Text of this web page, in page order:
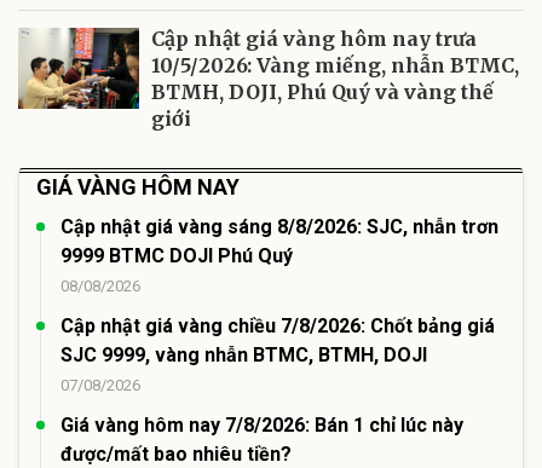
Cập nhật giá vàng hôm nay trưa
10/5/2026: Vàng miếng, nhẫn BTMC,
BTMH, DOJI, Phú Quý và vàng thế
giới
GIÁ VÀNG HÔM NAY
Cập nhật giá vàng sáng 8/8/2026: SJC, nhẫn trơn
9999 BTMC DOJI Phú Quý
08/08/2026
Cập nhật giá vàng chiều 7/8/2026: Chốt bảng giá
SJC 9999, vàng nhẫn BTMC, BTMH, DOJI
07/08/2026
Giá vàng hôm nay 7/8/2026: Bán 1 chỉ lúc này
được/mất bao nhiêu tiền?